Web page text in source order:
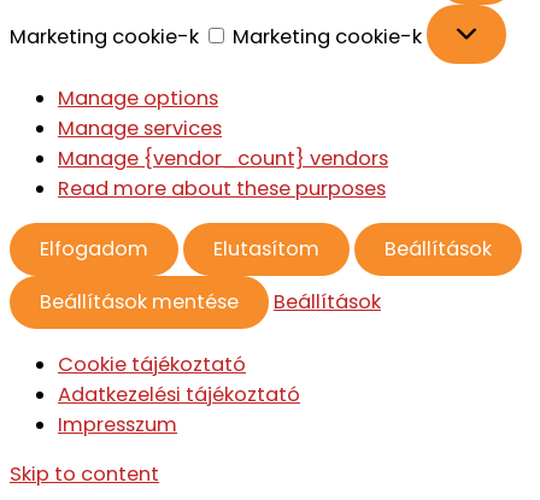
Marketing cookie-k Marketing cookie-k
Manage options
Manage services
Manage {vendor_count} vendors
Read more about these purposes
Elfogadom Elutasítom
Beállítások
Beállítások mentése
Beállítások
Cookie tájékoztató
Adatkezelési tájékoztató
Impresszum
Skip to content